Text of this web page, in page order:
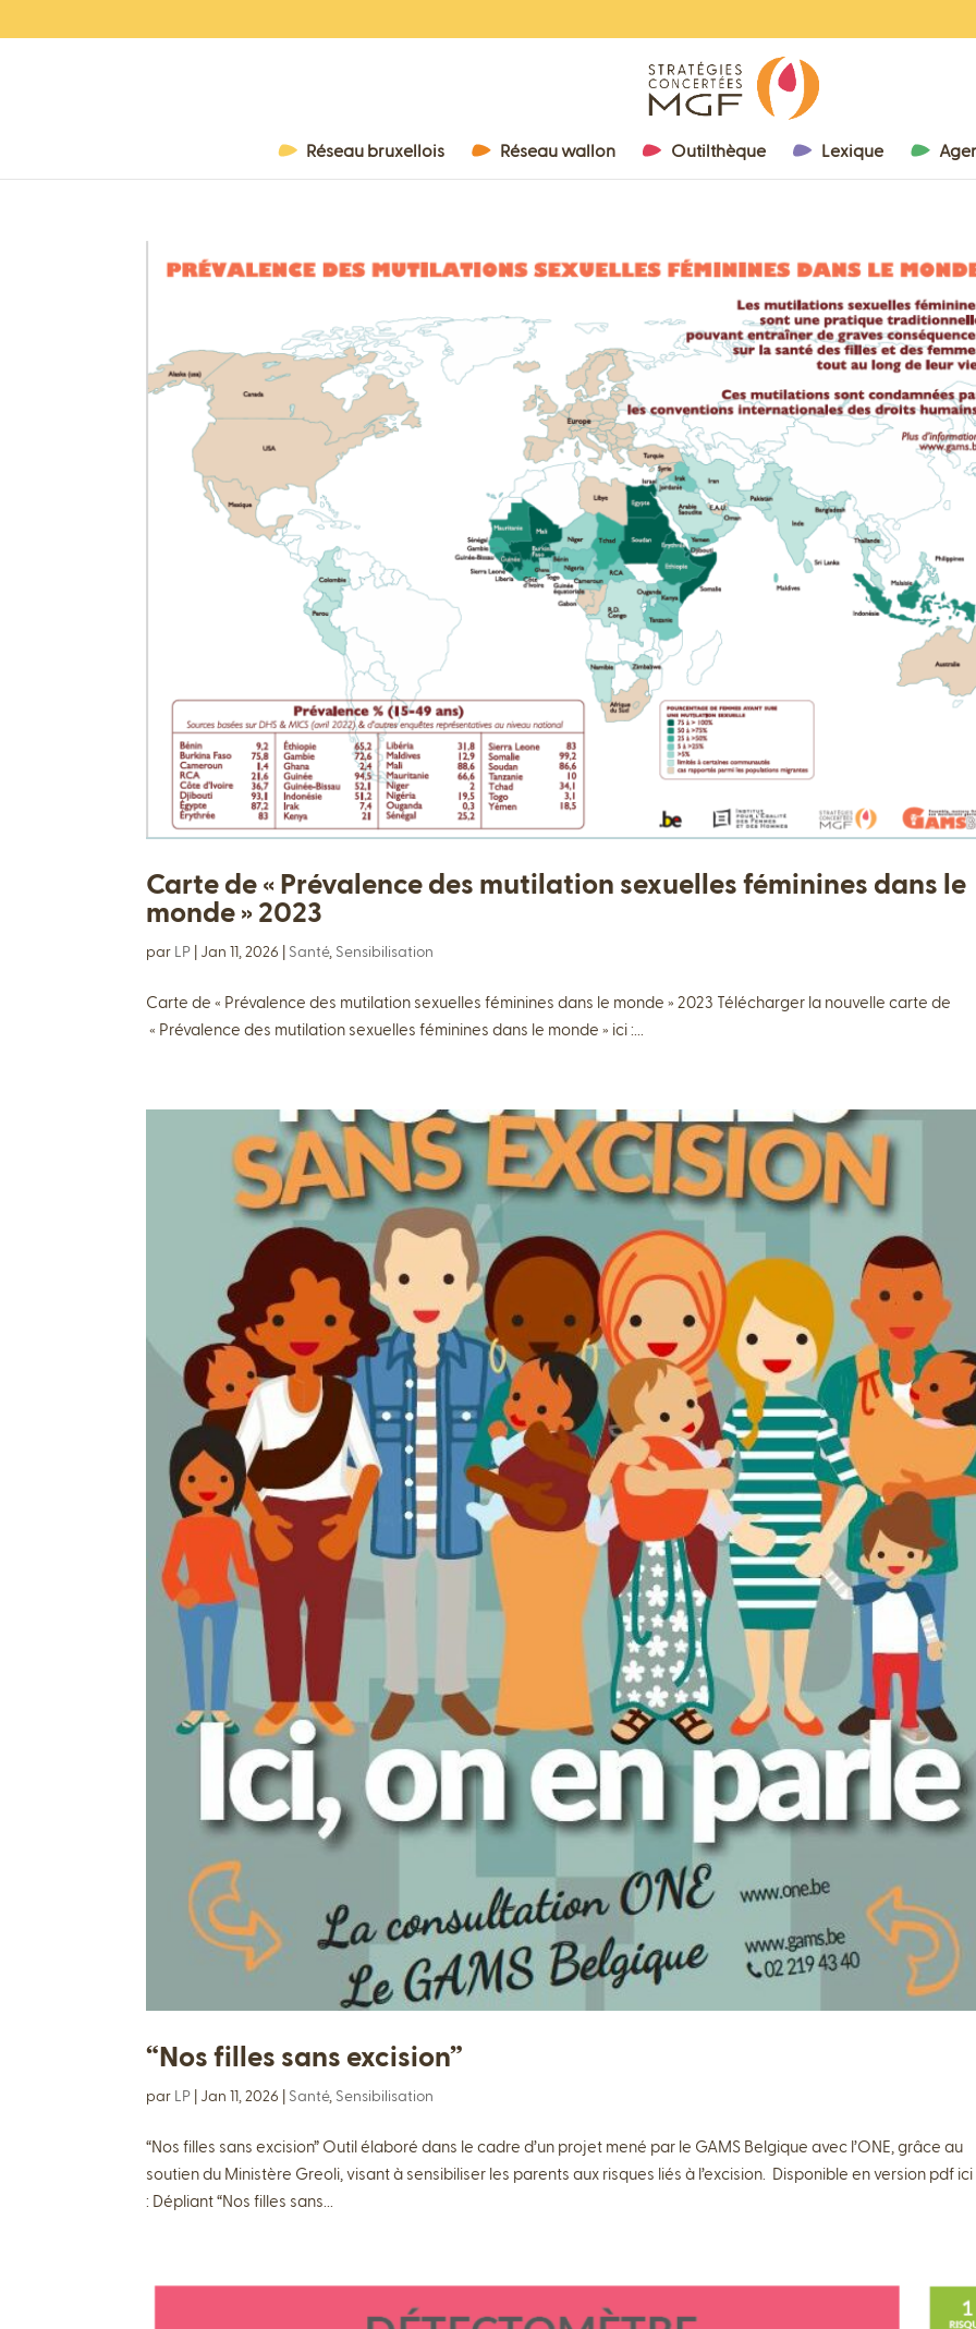
Réseau bruxellois Réseau wallon Outilthèque Lexique
Carte de « Prévalence des mutilation sexuelles féminines dans le
monde » 2023
par LP Jan 11, 2026 Santé, Sensibilisation
Carte de « Prévalence des mutilation sexuelles féminines dans le monde » 2023 Télécharger la nouvelle carte de
« Prévalence des mutilation sexuelles féminines dans le monde » ici :...
“Nos filles sans excision”
par LP Jan 11, 2026 Santé, Sensibilisation
“Nos filles sans excision” Outil élaboré dans le cadre d’un projet mené par le GAMS Belgique avec l’ONE, grâce au
soutien du Ministère Greoli, visant à sensibiliser les parents aux risques liés à l’excision. Disponible en version pdf ici
: Dépliant “Nos filles sans...